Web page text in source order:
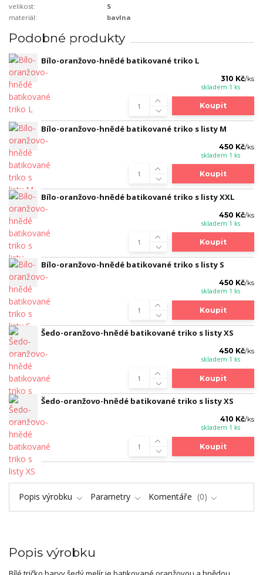
velikost:
S
materiál:
bavlna
Podobné produkty
Bílo-oranžovo-hnědé batikované triko L
310 Kč/ks
skladem 1 ks
Koupit
Bílo-oranžovo-hnědé batikované triko s listy M
450 Kč/ks
skladem 1 ks
Koupit
Bílo-oranžovo-hnědé batikované triko s listy XXL
450 Kč/ks
skladem 1 ks
Koupit
Bílo-oranžovo-hnědé batikované triko s listy S
450 Kč/ks
skladem 1 ks
Koupit
Šedo-oranžovo-hnědé batikované triko s listy XS
450 Kč/ks
skladem 1 ks
Koupit
Šedo-oranžovo-hnědé batikované triko s listy XS
410 Kč/ks
skladem 1 ks
Koupit
Popis výrobku Parametry Komentáře 0
Popis výrobku